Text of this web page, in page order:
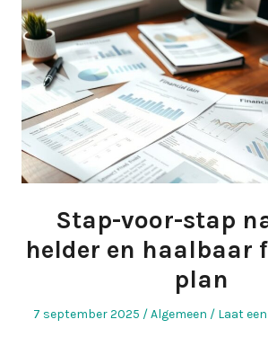
Stap-voor-stap
helder en haalbaar
plan
Geplaatst
7 september 2025
Geplaatst
Algemeen Laat